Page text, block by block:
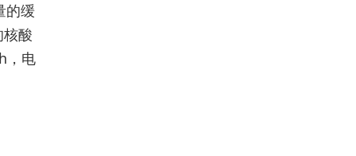
的缓
酸
，电